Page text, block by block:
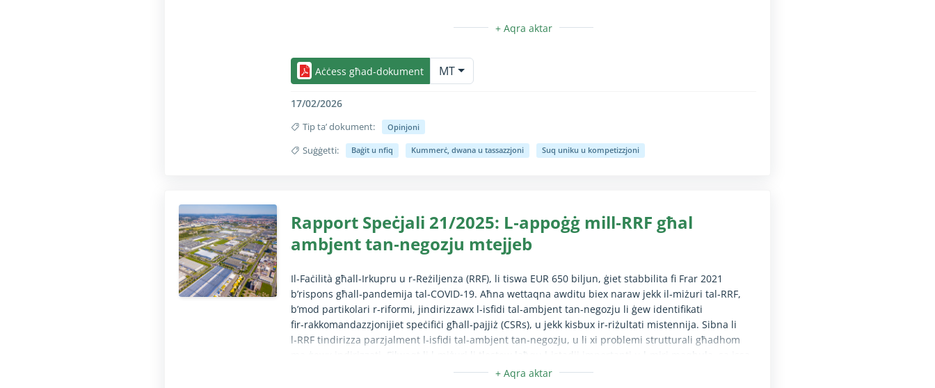
Aċċess għad-dokument
MT
17/02/2026
Tip ta’ dokument: Opinjoni
Suġġetti:
Il-funzjoni Kollassa/Espandi hija kompletament disponibbli biss għall-utenti mingħajr diżabbiltà fil-vista (it-test diġà huwa disponibbli
Baġit u nfiq Kummerċ, dwana u tassazzjoni Suq uniku u kompetizzjoni
Rapport Speċjali 21/2025: L‑appoġġ mill‑RRF għal
ambjent tan‑negozju mtejjeb
Il‑Faċilità għall‑Irkupru u r‑Reżiljenza (RRF), li tiswa EUR 650 biljun, ġiet stabbilita fi Frar 2021
b’rispons għall‑pandemija tal‑COVID‑19. Aħna wettaqna awditu biex naraw jekk il‑miżuri tal‑RRF,
b’mod partikolari r‑riformi, jindirizzawx l‑isfidi tal‑ambjent tan‑negozju li ġew identifikati
fir‑rakkomandazzjonijiet speċifiċi għall‑pajjiż (CSRs), u jekk kisbux ir‑riżultati mistennija. Sibna li
l‑RRF tindirizza parzjalment l‑isfidi tal‑ambjent tan‑negozju, u li xi problemi strutturali għadhom
ma ġewx indirizzati. Filwaqt li l‑miżuri li tlestew laħqu l‑istadji importanti u l‑miri maqbula, sa issa
terz minnhom biss qed juru riżultati sinifikanti u kkontribwew għall‑progress fl‑implimentazzjoni